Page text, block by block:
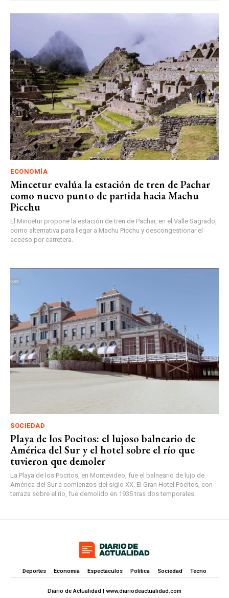
ECONOMÍA
Mincetur evalúa la estación de tren de Pachar
como nuevo punto de partida hacia Machu
Picchu
El Mincetur propone la estación de tren de Pachar, en el Valle Sagrado,
como alternativa para llegar a Machu Picchu y descongestionar el
acceso por carretera.
SOCIEDAD
Playa de los Pocitos: el lujoso balneario de
América del Sur y el hotel sobre el río que
tuvieron que demoler
La Playa de los Pocitos, en Montevideo, fue el balneario de lujo de
América del Sur a comienzos del siglo XX. El Gran Hotel Pocitos, con
terraza sobre el río, fue demolido en 1935 tras dos temporales.
Deportes Economía Espectáculos Política Sociedad Tecno
Diario de Actualidad | www.diariodeactualidad.com